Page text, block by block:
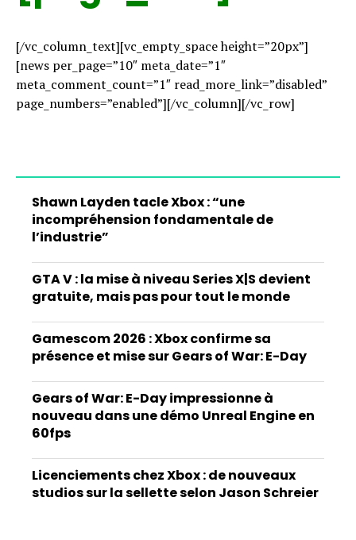
[/vc_column_text][vc_empty_space height=”20px”]
[news per_page=”10″ meta_date=”1″
meta_comment_count=”1″ read_more_link=”disabled”
page_numbers=”enabled”][/vc_column][/vc_row]
Shawn Layden tacle Xbox : “une
incompréhension fondamentale de
l’industrie”
GTA V : la mise à niveau Series X|S devient
gratuite, mais pas pour tout le monde
Gamescom 2026 : Xbox confirme sa
présence et mise sur Gears of War: E-Day
Gears of War: E-Day impressionne à
nouveau dans une démo Unreal Engine en
60fps
Licenciements chez Xbox : de nouveaux
studios sur la sellette selon Jason Schreier